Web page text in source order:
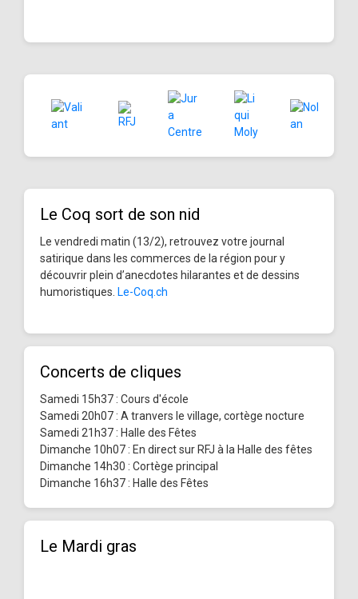
Le Coq sort de son nid
Le vendredi matin (13/2), retrouvez votre journal
satirique dans les commerces de la région pour y
découvrir plein d’anecdotes hilarantes et de dessins
humoristiques. Le-Coq.ch
Concerts de cliques
Samedi 15h37 : Cours d'école
Samedi 20h07 : A tranvers le village, cortège nocture
Samedi 21h37 : Halle des Fêtes
Dimanche 10h07 : En direct sur RFJ à la Halle des fêtes
Dimanche 14h30 : Cortège principal
Dimanche 16h37 : Halle des Fêtes
Le Mardi gras